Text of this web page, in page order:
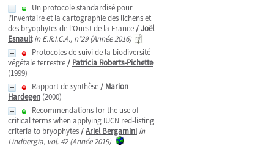
Un protocole standardisé pour
l’inventaire et la cartographie des lichens et
des bryophytes de l’Ouest de la France/Joël
Esnault in E.R.I.C.A., n°29 (Année 2016)
Protocoles de suivi de la biodiversité
végétale terrestre/ Patricia Roberts-Pichette
(1999)
Rapport de synthèse/ Marion
Hardegen (2000)
Recommendations for the use of
critical terms when applying IUCN red-listing
criteria to bryophytes/Ariel Bergamini in
Lindbergia, vol. 42 (Année 2019)